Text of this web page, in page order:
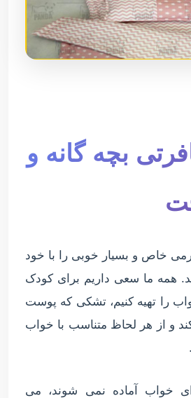
بچه گانه و
خاص و بسیار خوبی را با خود
همه ما سعی داریم برای کودک
را تهیه کنیم، تشکی که پوست
و از هر لحاظ متناسب با خواب
خواب آماده نمی شوند، می